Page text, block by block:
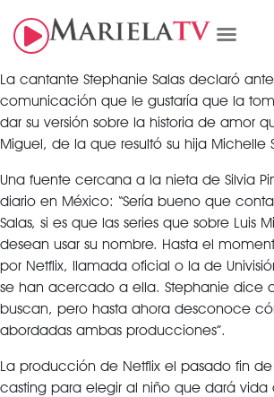
La cantante Stephanie Salas declaró
comunicación que le gustaría que la
dar su versión sobre la historia de amor
Miguel, de la que resultó su hija Michelle
Una fuente cercana a la nieta de Silvia
diario en México: “Sería bueno que
Salas, si es que las series que sobre Luis
desean usar su nombre. Hasta el
por Netflix, llamada oficial o la de
se han acercado a ella. Stephanie dice
buscan, pero hasta ahora desconoce
abordadas ambas producciones”.
La producción de Netflix el pasado fin
casting para elegir al niño que dará vida